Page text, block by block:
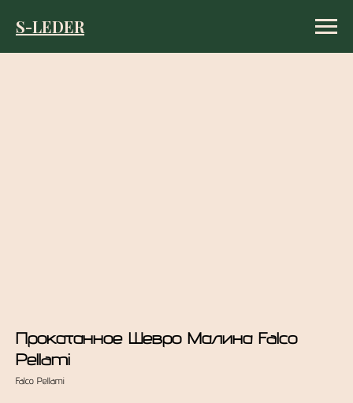
S-LEDER
Прокатанное Шевро Малина Falco
Pellami
Falco Pellami
S-LEDER